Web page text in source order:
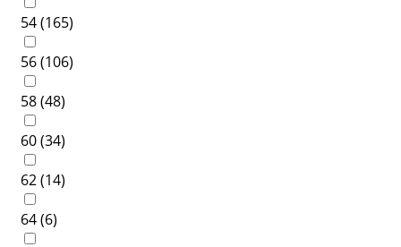
54 (165)
56 (106)
58 (48)
60 (34)
62 (14)
64 (6)